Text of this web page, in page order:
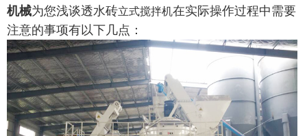
机械为您浅谈透水砖立式搅拌机在实际操作过程中需要
注意的事项有以下几点：